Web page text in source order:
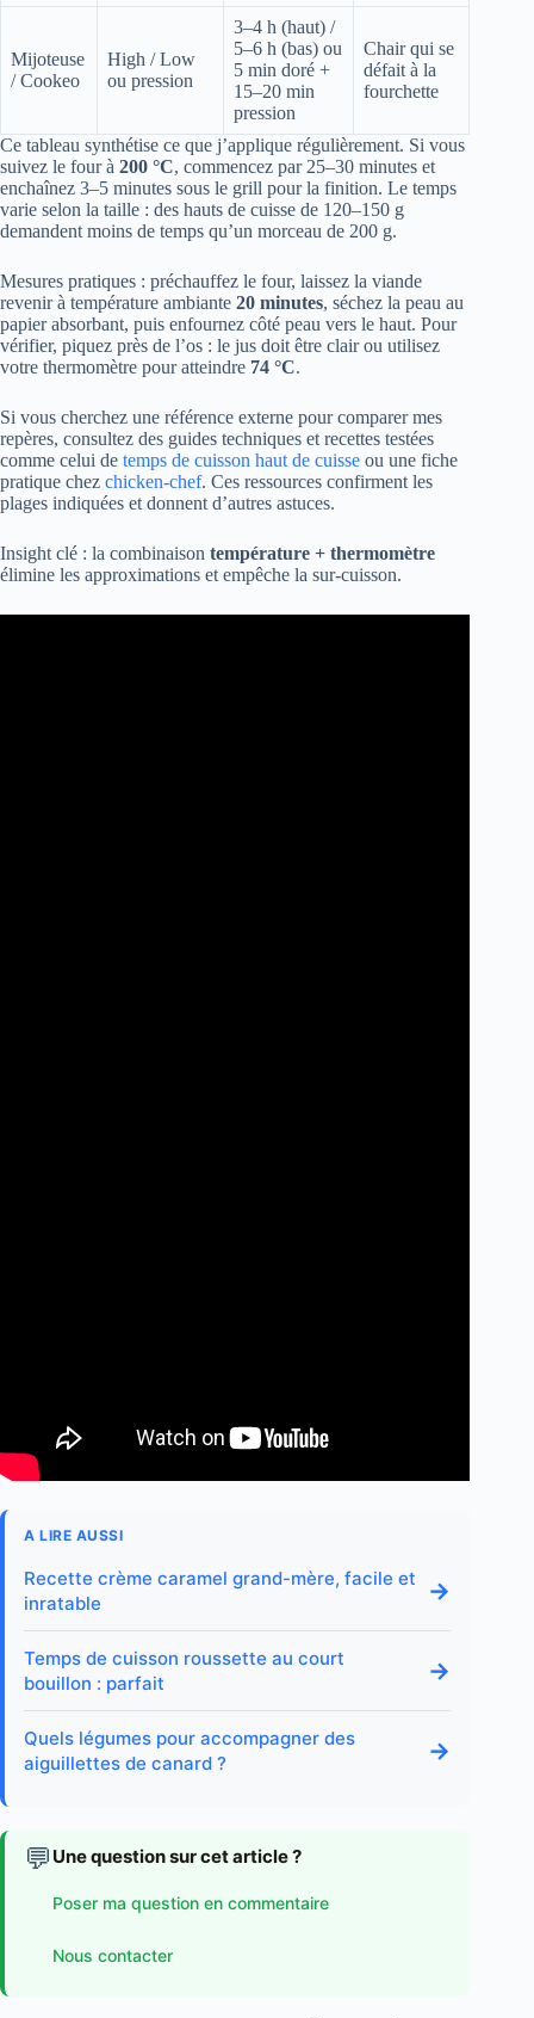
Mijoteuse
/ Cookeo
High / Low
ou pression
3–4 h (haut) /
5–6 h (bas) ou
5 min doré +
15–20 min
pression
Chair qui se
défait à la
fourchette
Ce tableau synthétise ce que j’applique régulièrement. Si vous
suivez le four à 200 °C, commencez par 25–30 minutes et
enchaînez 3–5 minutes sous le grill pour la finition. Le temps
varie selon la taille : des hauts de cuisse de 120–150 g
demandent moins de temps qu’un morceau de 200 g.
Mesures pratiques : préchauffez le four, laissez la viande
revenir à température ambiante 20 minutes, séchez la peau au
papier absorbant, puis enfournez côté peau vers le haut. Pour
vérifier, piquez près de l’os : le jus doit être clair ou utilisez
votre thermomètre pour atteindre 74 °C.
Si vous cherchez une référence externe pour comparer mes
repères, consultez des guides techniques et recettes testées
comme celui de temps de cuisson haut de cuisse ou une fiche
pratique chez chicken-chef. Ces ressources confirment les
plages indiquées et donnent d’autres astuces.
Insight clé : la combinaison température + thermomètre
élimine les approximations et empêche la sur-cuisson.
A LIRE AUSSI
Recette crème caramel grand-mère, facile et
inratable
→
Temps de cuisson roussette au court
bouillon : parfait
→
Quels légumes pour accompagner des
aiguillettes de canard ?
→
💬 Une question sur cet article ?
Poser ma question en commentaire
Nous contacter